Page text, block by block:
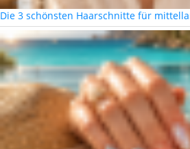
Die 3 schönsten Haarschnitte für